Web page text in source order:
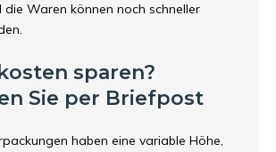
Waren können noch schneller
sparen?
Sie per Briefpost
haben eine variable Höhe,